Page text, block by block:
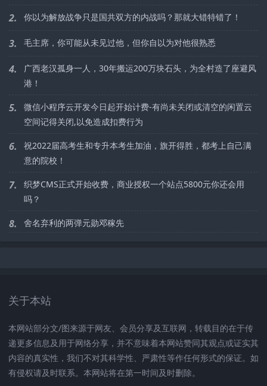
2. 你以为解放战争只是国共双方的内战吗？那就大错特错了！
3. 毛主席，你可能从未见过他，但你自以为对他很熟悉
4.
广西老汉孤身一人，30年搬运200万块石头，为全村造了座避风
港！
5.
微信小程序云开发今日起开始计费-有尚未关闭或清空的闲置云
空间记得关闭,以免造成扣费行为
6.
祝2022届高考生和专升本考生加油，旗开得胜，都考上自己满
意的院校！
7.
织梦CMS正式开始收费，商业授权一个站点5800元你还会用
吗？
8. 舍名弃利的两弹元勋邓稼先
关于本站
本网站部分文/图来源于网友、会员分享及互联网，转载目的在于传
递更多信息及用于网络分享，并不意味着本网站赞同其观点或证实其
内容的真实性，我们不对其科学性、严肃性等作任何形式的保证。如
有侵权请及时联系。本网站将在第一时间及时删除。